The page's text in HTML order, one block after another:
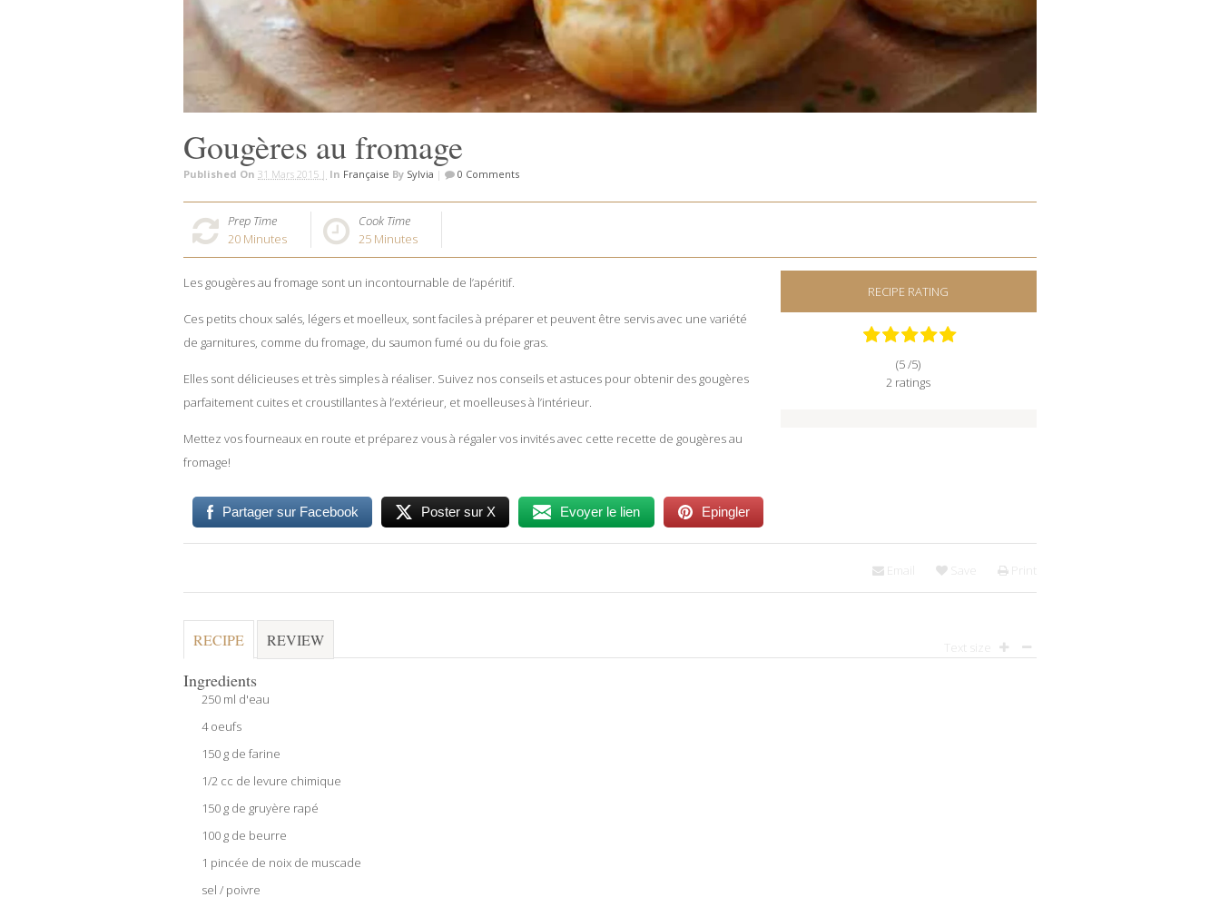
Gougères au fromage
Published On 31 Mars 2015 | In Française By Sylvia | 0 Comments
Prep Time
20 Minutes
Cook Time
25 Minutes
Les gougères au fromage sont un incontournable de l’apéritif.
Ces petits choux salés, légers et moelleux, sont faciles à préparer et peuvent être servis avec une variété
de garnitures, comme du fromage, du saumon fumé ou du foie gras.
Elles sont délicieuses et très simples à réaliser. Suivez nos conseils et astuces pour obtenir des gougères
parfaitement cuites et croustillantes à l’extérieur, et moelleuses à l’intérieur.
Mettez vos fourneaux en route et préparez vous à régaler vos invités avec cette recette de gougères au
fromage!
Partager sur Facebook Poster sur X Evoyer le lien Epingler
RECIPE RATING
(5 /5)
2 ratings
Email Save Print
RECIPE REVIEW Text size
Ingredients
250 ml d'eau
4 oeufs
150 g de farine
1/2 cc de levure chimique
150 g de gruyère rapé
100 g de beurre
1 pincée de noix de muscade
sel / poivre